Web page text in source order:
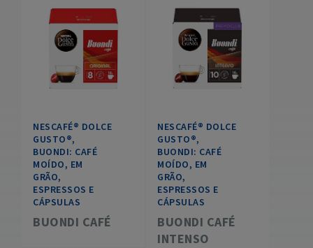
NESCAFÉ® DOLCE
GUSTO®,
BUONDI: CAFÉ
MOÍDO, EM
GRÃO,
ESPRESSOS E
CÁPSULAS
BUONDI CAFÉ
NESCAFÉ® DOLCE
GUSTO®,
BUONDI: CAFÉ
MOÍDO, EM
GRÃO,
ESPRESSOS E
CÁPSULAS
BUONDI CAFÉ
INTENSO